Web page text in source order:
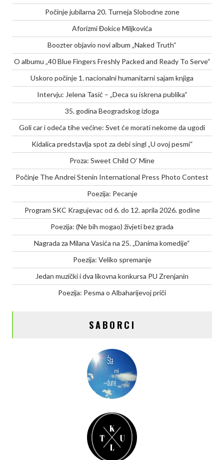
Počinje jubilarna 20. Turneja Slobodne zone
Aforizmi Đokice Miljkovića
Boozter objavio novi album „Naked Truth“
O albumu „40 Blue Fingers Freshly Packed and Ready To Serve“
Uskoro počinje 1. nacionalni humanitarni sajam knjiga
Intervju: Jelena Tasić – „Deca su iskrena publika“
35. godina Beogradskog izloga
Goli car i odeća tihe većine: Svet će morati nekome da ugodi
Kidalica predstavlja spot za debi singl „U ovoj pesmi“
Proza: Sweet Child O’ Mine
Počinje The Andrei Stenin International Press Photo Contest
Poezija: Pecanje
Program SKC Kragujevac od 6. do 12. aprila 2026. godine
Poezija: (Ne bih mogao) živjeti bez grada
Nagrada za Milana Vasića na 25. „Danima komedije“
Poezija: Veliko spremanje
Jedan muzički i dva likovna konkursa PU Zrenjanin
Poezija: Pesma o Albaharijevoj priči
SABORCI